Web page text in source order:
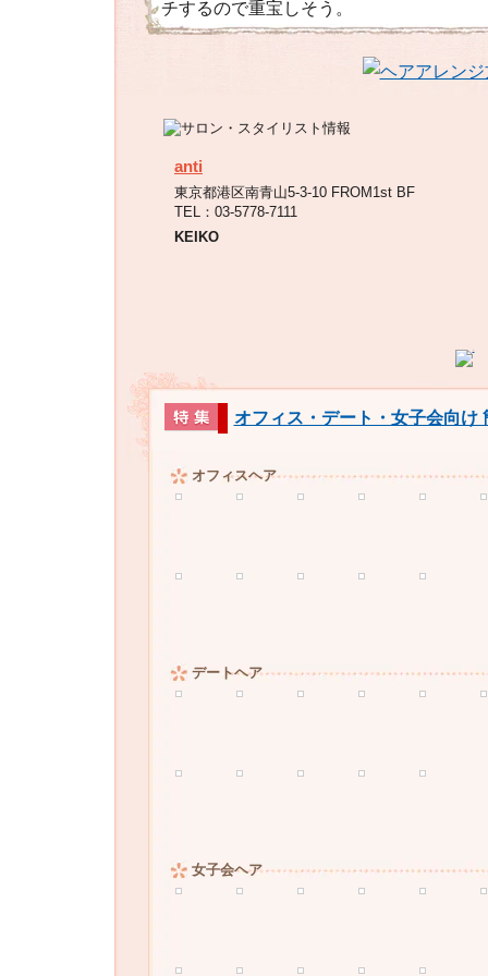
チするので重宝しそう。
anti
東京都港区南青山5-3-10 FROM1st BF
TEL：03-5778-7111
KEIKO
オフィス・デート・女子会向け
オフィスヘア
デートヘア
女子会ヘア